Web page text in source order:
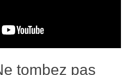
tombez pas